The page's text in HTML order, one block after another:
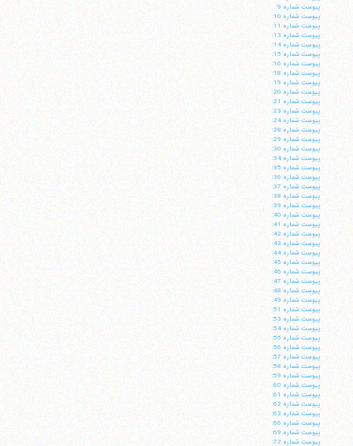
پيوست شماره 9:
پيوست شماره 10:
پيوست شماره 11:
پيوست شماره 13:
پيوست شماره 14:
پيوست شماره 15:
پيوست شماره 16:
پيوست شماره 18:
پيوست شماره 19:
پيوست شماره 20:
پيوست شماره 21:
پيوست شماره 23:
پيوست شماره 24:
پيوست شماره 28:
پيوست شماره 29:
پيوست شماره 30:
پيوست شماره 34:
پيوست شماره 35:
پيوست شماره 36:
پيوست شماره 37:
پيوست شماره 38:
پيوست شماره 39:
پيوست شماره 40:
پيوست شماره 41:
پيوست شماره 42:
پيوست شماره 43:
پيوست شماره 44:
پيوست شماره 45:
پيوست شماره 46:
پيوست شماره 47:
پيوست شماره 48:
پيوست شماره 49:
پيوست شماره 51:
پيوست شماره 53:
پيوست شماره 54:
پيوست شماره 55:
پيوست شماره 56:
پيوست شماره 57:
پيوست شماره 58:
پيوست شماره 59:
پيوست شماره 60:
پيوست شماره 61:
پيوست شماره 62:
پيوست شماره 63:
پيوست شماره 66:
پيوست شماره 69:
پيوست شماره 72: